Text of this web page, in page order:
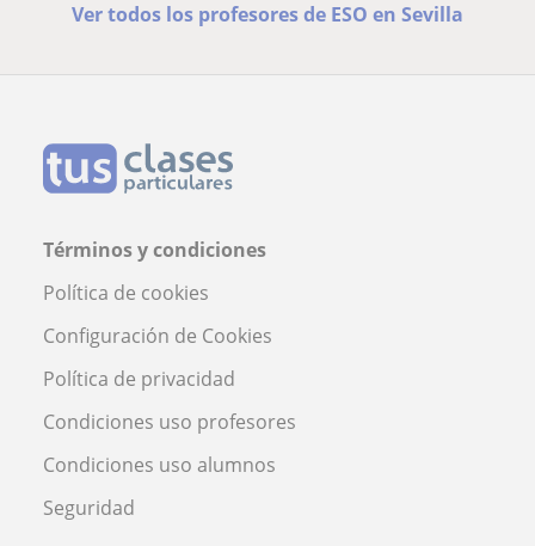
Ver todos los profesores de ESO en Sevilla
Términos y condiciones
Política de cookies
Configuración de Cookies
Política de privacidad
Condiciones uso profesores
Condiciones uso alumnos
Seguridad